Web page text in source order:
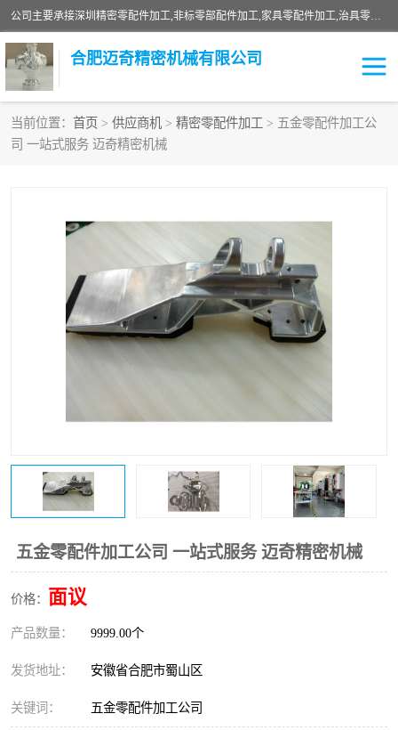
公司主要承接深圳精密零配件加工,非标零部配件加工,家具零配件加工,治具零配件加工,安徽精密零配件加工等各种各种精密机械加工，欢迎来来电咨询！
合肥迈奇精密机械有限公司
当前位置： 首页 > 供应商机 > 精密零配件加工 > 五金零配件加工公
司 一站式服务 迈奇精密机械
五金零配件加工公司 一站式服务 迈奇精密机械
价格： 面议
产品数量： 9999.00个
发货地址： 安徽省合肥市蜀山区
关键词： 五金零配件加工公司
铣床加工
家具零配件加工 数控精密机加工
零部件机加工 机床零件加工
CNC加工 数控机床加工